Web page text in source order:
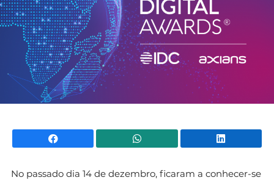
Facebook WhatsApp
No passado dia 14 de dezembro, ficaram a conhecer-se